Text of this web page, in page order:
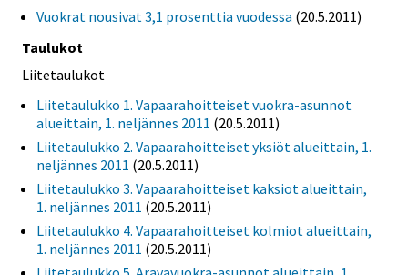
Vuokrat nousivat 3,1 prosenttia vuodessa (20.5.2011)
Taulukot
Liitetaulukot
Liitetaulukko 1. Vapaarahoitteiset vuokra-asunnot
alueittain, 1. neljännes 2011 (20.5.2011)
Liitetaulukko 2. Vapaarahoitteiset yksiöt alueittain, 1.
neljännes 2011 (20.5.2011)
Liitetaulukko 3. Vapaarahoitteiset kaksiot alueittain,
1. neljännes 2011 (20.5.2011)
Liitetaulukko 4. Vapaarahoitteiset kolmiot alueittain,
1. neljännes 2011 (20.5.2011)